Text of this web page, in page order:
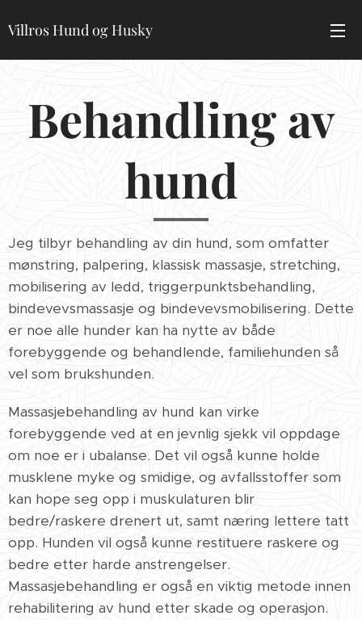
Villros Hund og Husky
Behandling av
hund
Jeg tilbyr behandling av din hund, som omfatter
mønstring, palpering, klassisk massasje, stretching,
mobilisering av ledd, triggerpunktsbehandling,
bindevevsmassasje og bindevevsmobilisering. Dette
er noe alle hunder kan ha nytte av både
forebyggende og behandlende, familiehunden så
vel som brukshunden.
Massasjebehandling av hund kan virke
forebyggende ved at en jevnlig sjekk vil oppdage
om noe er i ubalanse. Det vil også kunne holde
musklene myke og smidige, og avfallsstoffer som
kan hope seg opp i muskulaturen blir
bedre/raskere drenert ut, samt næring lettere tatt
opp. Hunden vil også kunne restituere raskere og
bedre etter harde anstrengelser.
Massasjebehandling er også en viktig metode innen
rehabilitering av hund etter skade og operasjon.